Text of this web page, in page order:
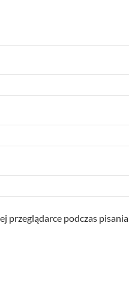
przeglądarce podczas pisania